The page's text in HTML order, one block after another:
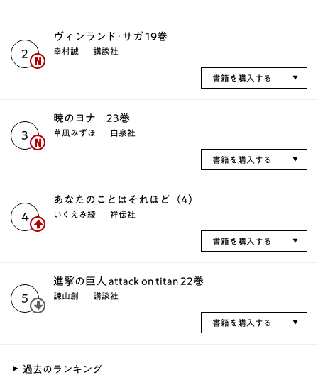
2
ヴィンランド･サガ 19巻
幸村誠 講談社
書籍を購入する
3
暁のヨナ 23巻
草凪みずほ 白泉社
書籍を購入する
4
あなたのことはそれほど（4）
いくえみ綾 祥伝社
書籍を購入する
5
進撃の巨人 attack on titan 22巻
諫山創 講談社
書籍を購入する
過去のランキング